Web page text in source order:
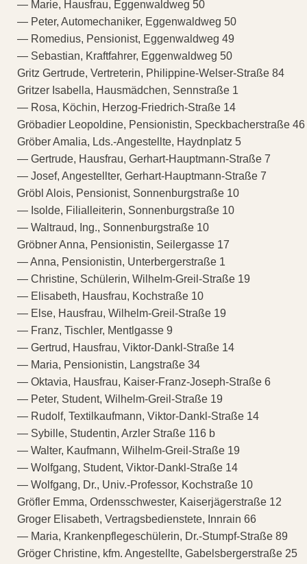
— Marie, Hausfrau, Eggenwaldweg 50
— Peter, Automechaniker, Eggenwaldweg 50
— Romedius, Pensionist, Eggenwaldweg 49
— Sebastian, Kraftfahrer, Eggenwaldweg 50
Gritz Gertrude, Vertreterin, Philippine-Welser-Straße 84
Gritzer Isabella, Hausmädchen, Sennstraße 1
— Rosa, Köchin, Herzog-Friedrich-Straße 14
Gröbadier Leopoldine, Pensionistin, Speckbacherstraße 46
Gröber Amalia, Lds.-Angestellte, Haydnplatz 5
— Gertrude, Hausfrau, Gerhart-Hauptmann-Straße 7
— Josef, Angestellter, Gerhart-Hauptmann-Straße 7
Gröbl Alois, Pensionist, Sonnenburgstraße 10
— Isolde, Filialleiterin, Sonnenburgstraße 10
— Waltraud, Ing., Sonnenburgstraße 10
Gröbner Anna, Pensionistin, Seilergasse 17
— Anna, Pensionistin, Unterbergerstraße 1
— Christine, Schülerin, Wilhelm-Greil-Straße 19
— Elisabeth, Hausfrau, Kochstraße 10
— Else, Hausfrau, Wilhelm-Greil-Straße 19
— Franz, Tischler, Mentlgasse 9
— Gertrud, Hausfrau, Viktor-Dankl-Straße 14
— Maria, Pensionistin, Langstraße 34
— Oktavia, Hausfrau, Kaiser-Franz-Joseph-Straße 6
— Peter, Student, Wilhelm-Greil-Straße 19
— Rudolf, Textilkaufmann, Viktor-Dankl-Straße 14
— Sybille, Studentin, Arzler Straße 116 b
— Walter, Kaufmann, Wilhelm-Greil-Straße 19
— Wolfgang, Student, Viktor-Dankl-Straße 14
— Wolfgang, Dr., Univ.-Professor, Kochstraße 10
Gröfler Emma, Ordensschwester, Kaiserjägerstraße 12
Groger Elisabeth, Vertragsbedienstete, Innrain 66
— Maria, Krankenpflegeschülerin, Dr.-Stumpf-Straße 89
Gröger Christine, kfm. Angestellte, Gabelsbergerstraße 25